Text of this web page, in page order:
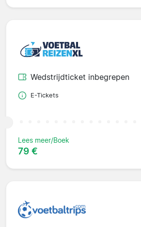
Wedstrijdticket inbegrepen
E-Tickets
Lees meer/Boek
79 €